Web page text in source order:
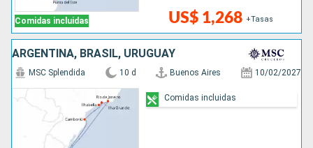
Comidas incluidas US$ 1,268 +Tasas
ARGENTINA, BRASIL, URUGUAY
MSC Splendida 10 d Buenos Aires 10/02/2027
Comidas incluidas